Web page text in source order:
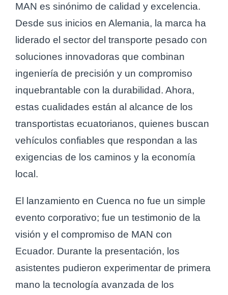
MAN es sinónimo de calidad y excelencia.
Desde sus inicios en Alemania, la marca ha
liderado el sector del transporte pesado con
soluciones innovadoras que combinan
ingeniería de precisión y un compromiso
inquebrantable con la durabilidad. Ahora,
estas cualidades están al alcance de los
transportistas ecuatorianos, quienes buscan
vehículos confiables que respondan a las
exigencias de los caminos y la economía
local.
El lanzamiento en Cuenca no fue un simple
evento corporativo; fue un testimonio de la
visión y el compromiso de MAN con
Ecuador. Durante la presentación, los
asistentes pudieron experimentar de primera
mano la tecnología avanzada de los